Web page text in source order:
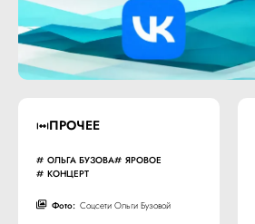
ПРОЧЕЕ
ОЛЬГА БУЗОВА
ЯРОВОЕ
КОНЦЕРТ
Фото: Соцсети Ольги Бузовой